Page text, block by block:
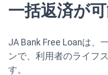
一括返済が
JA Bank Free Loanは、
ンで、利用者のライフ
す。